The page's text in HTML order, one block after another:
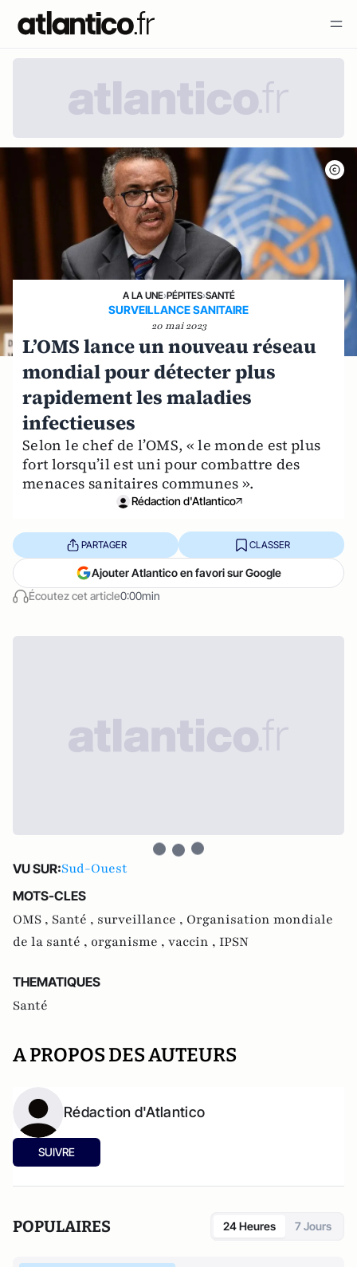
A LA UNE›PÉPITES›SANTÉ
SURVEILLANCE SANITAIRE
20 mai 2023
L’OMS lance un nouveau réseau
mondial pour détecter plus
rapidement les maladies
infectieuses
Selon le chef de l’OMS, « le monde est plus
fort lorsqu’il est uni pour combattre des
menaces sanitaires communes ».
Rédaction d'Atlantico
Écoutez cet article0:00min
PARTAGER CLASSER
Ajouter Atlantico en favori sur Google
VU SUR:Sud-Ouest
MOTS-CLES
OMS , Santé , surveillance , Organisation mondiale
de la santé , organisme , vaccin , IPSN
THEMATIQUES
Santé
A PROPOS DES AUTEURS
Rédaction d'Atlantico
SUIVRE
POPULAIRES 24 Heures 7 Jours